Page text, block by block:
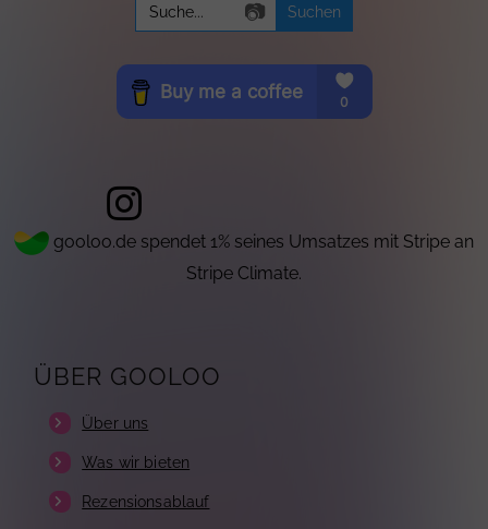
for:
📷
gooloo.de spendet 1% seines Umsatzes mit Stripe an
Stripe Climate.
ÜBER GOOLOO
Über uns
Was wir bieten
Rezensionsablauf